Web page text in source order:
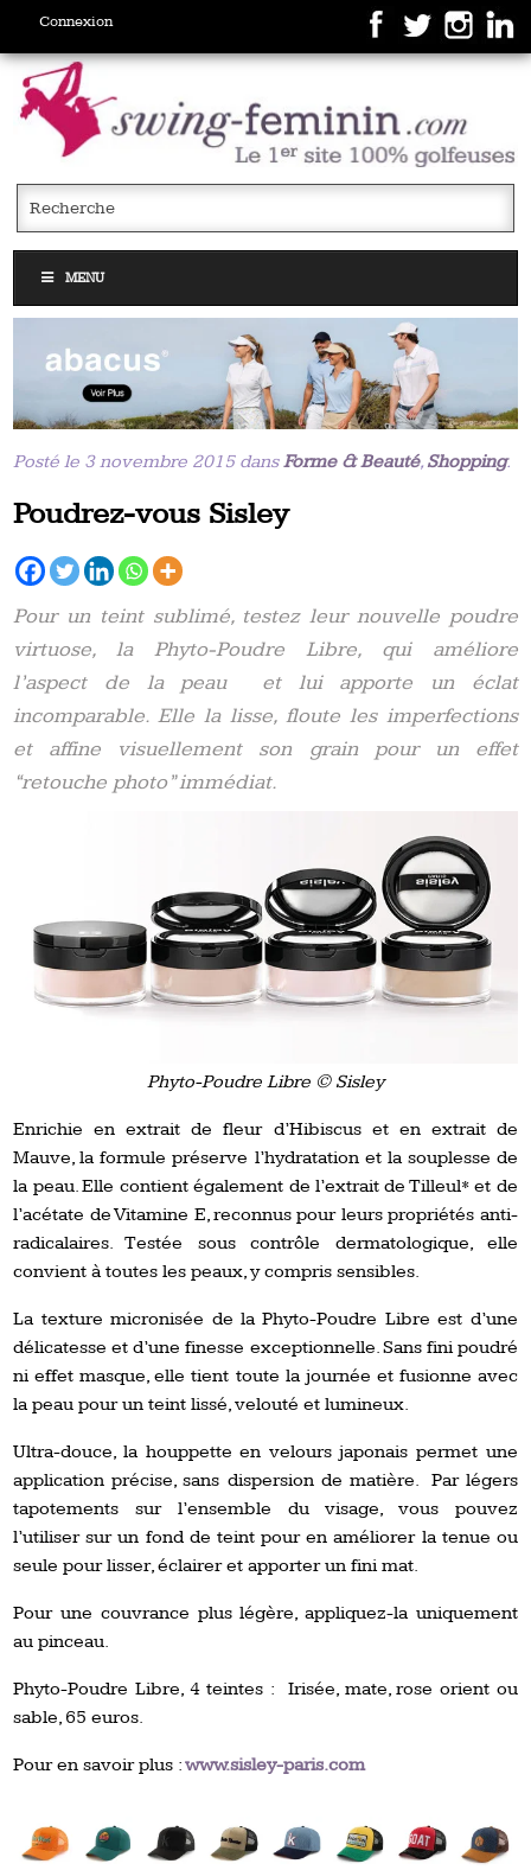
Connexion
MENU
Posté le 3 novembre 2015 dansForme & Beauté,Shopping.
Poudrez-vous Sisley
Pour un teint sublimé, testez leur nouvelle poudre
virtuose, la Phyto-Poudre Libre, qui améliore
l’aspect de la peau et lui apporte un éclat
incomparable. Elle la lisse, floute les imperfections
et affine visuellement son grain pour un effet
“retouche photo” immédiat.
Phyto-Poudre Libre © Sisley
Enrichie en extrait de fleur d’Hibiscus et en extrait de
Mauve, la formule préserve l’hydratation et la souplesse de
la peau. Elle contient également de l’extrait de Tilleul* et de
l’acétate de Vitamine E, reconnus pour leurs propriétés anti-
radicalaires. Testée sous contrôle dermatologique, elle
convient à toutes les peaux, y compris sensibles.
La texture micronisée de la Phyto-Poudre Libre est d’une
délicatesse et d’une finesse exceptionnelle. Sans fini poudré
ni effet masque, elle tient toute la journée et fusionne avec
la peau pour un teint lissé, velouté et lumineux.
Ultra-douce, la houppette en velours japonais permet une
application précise, sans dispersion de matière. Par légers
tapotements sur l’ensemble du visage, vous pouvez
l’utiliser sur un fond de teint pour en améliorer la tenue ou
seule pour lisser, éclairer et apporter un fini mat.
Pour une couvrance plus légère, appliquez-la uniquement
au pinceau.
Phyto-Poudre Libre, 4 teintes : Irisée, mate, rose orient ou
sable, 65 euros.
Pour en savoir plus :www.sisley-paris.com